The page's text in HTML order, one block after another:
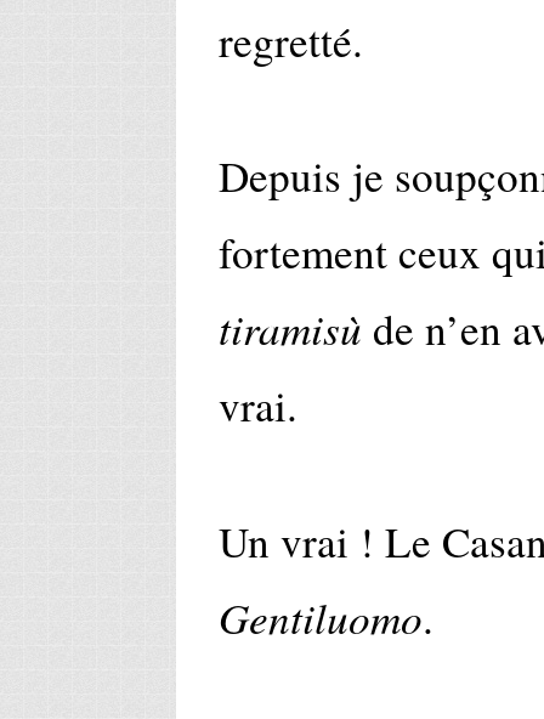
regretté.
Depuis je
fortement ceux
tiramisù de n’en
vrai.
Un vrai ! Le
Gentiluomo.